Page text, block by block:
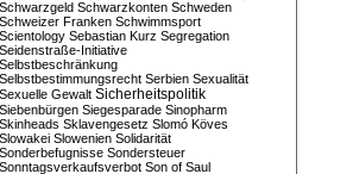
Schwarzgeld Schwarzkonten Schweden
Schweizer Franken Schwimmsport
Scientology Sebastian Kurz Segregation
Seidenstraße-Initiative
Selbstbeschränkung
Selbstbestimmungsrecht Serbien Sexualität
Sexuelle Gewalt Sicherheitspolitik
Siebenbürgen Siegesparade Sinopharm
Skinheads Sklavengesetz Slomó Köves
Slowakei Slowenien Solidarität
Sonderbefugnisse Sondersteuer
Sonntagsverkaufsverbot Son of Saul